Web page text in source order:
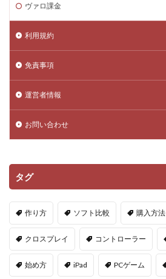
ヴァロ課金
利用規約
免責事項
運営者情報
お問い合わせ
タグ
作り方 ソフト比較 購入方法
クロスプレイ コントローラー
始め方 iPad PCゲーム